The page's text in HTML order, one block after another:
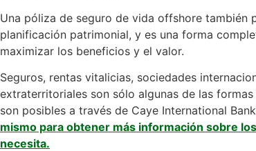
Una póliza de seguro de vida offshore también
planificación patrimonial, y es una forma
maximizar los beneficios y el valor.
Seguros, rentas vitalicias, sociedades
extraterritoriales son sólo algunas de las
son posibles a través de Caye International
mismo para obtener más información sobre
necesita.